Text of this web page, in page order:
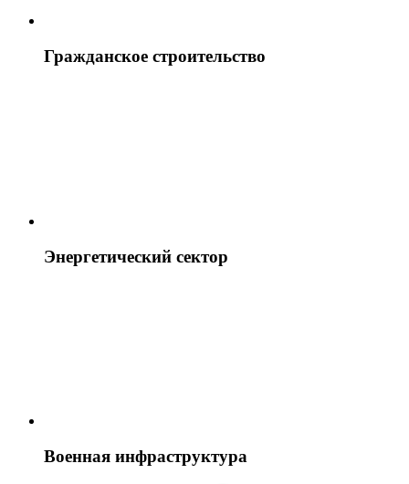
Гражданское строительство
Энергетический сектор
Военная инфраструктура